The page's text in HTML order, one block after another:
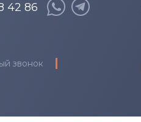
42 86
звонок